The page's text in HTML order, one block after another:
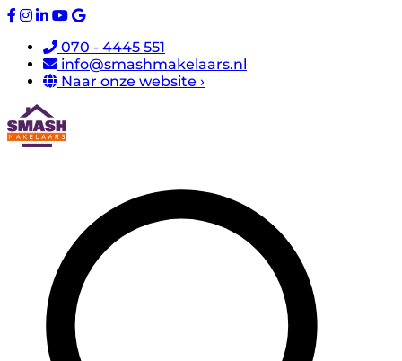
070 - 4445 551
info@smashmakelaars.nl
Naar onze website ›